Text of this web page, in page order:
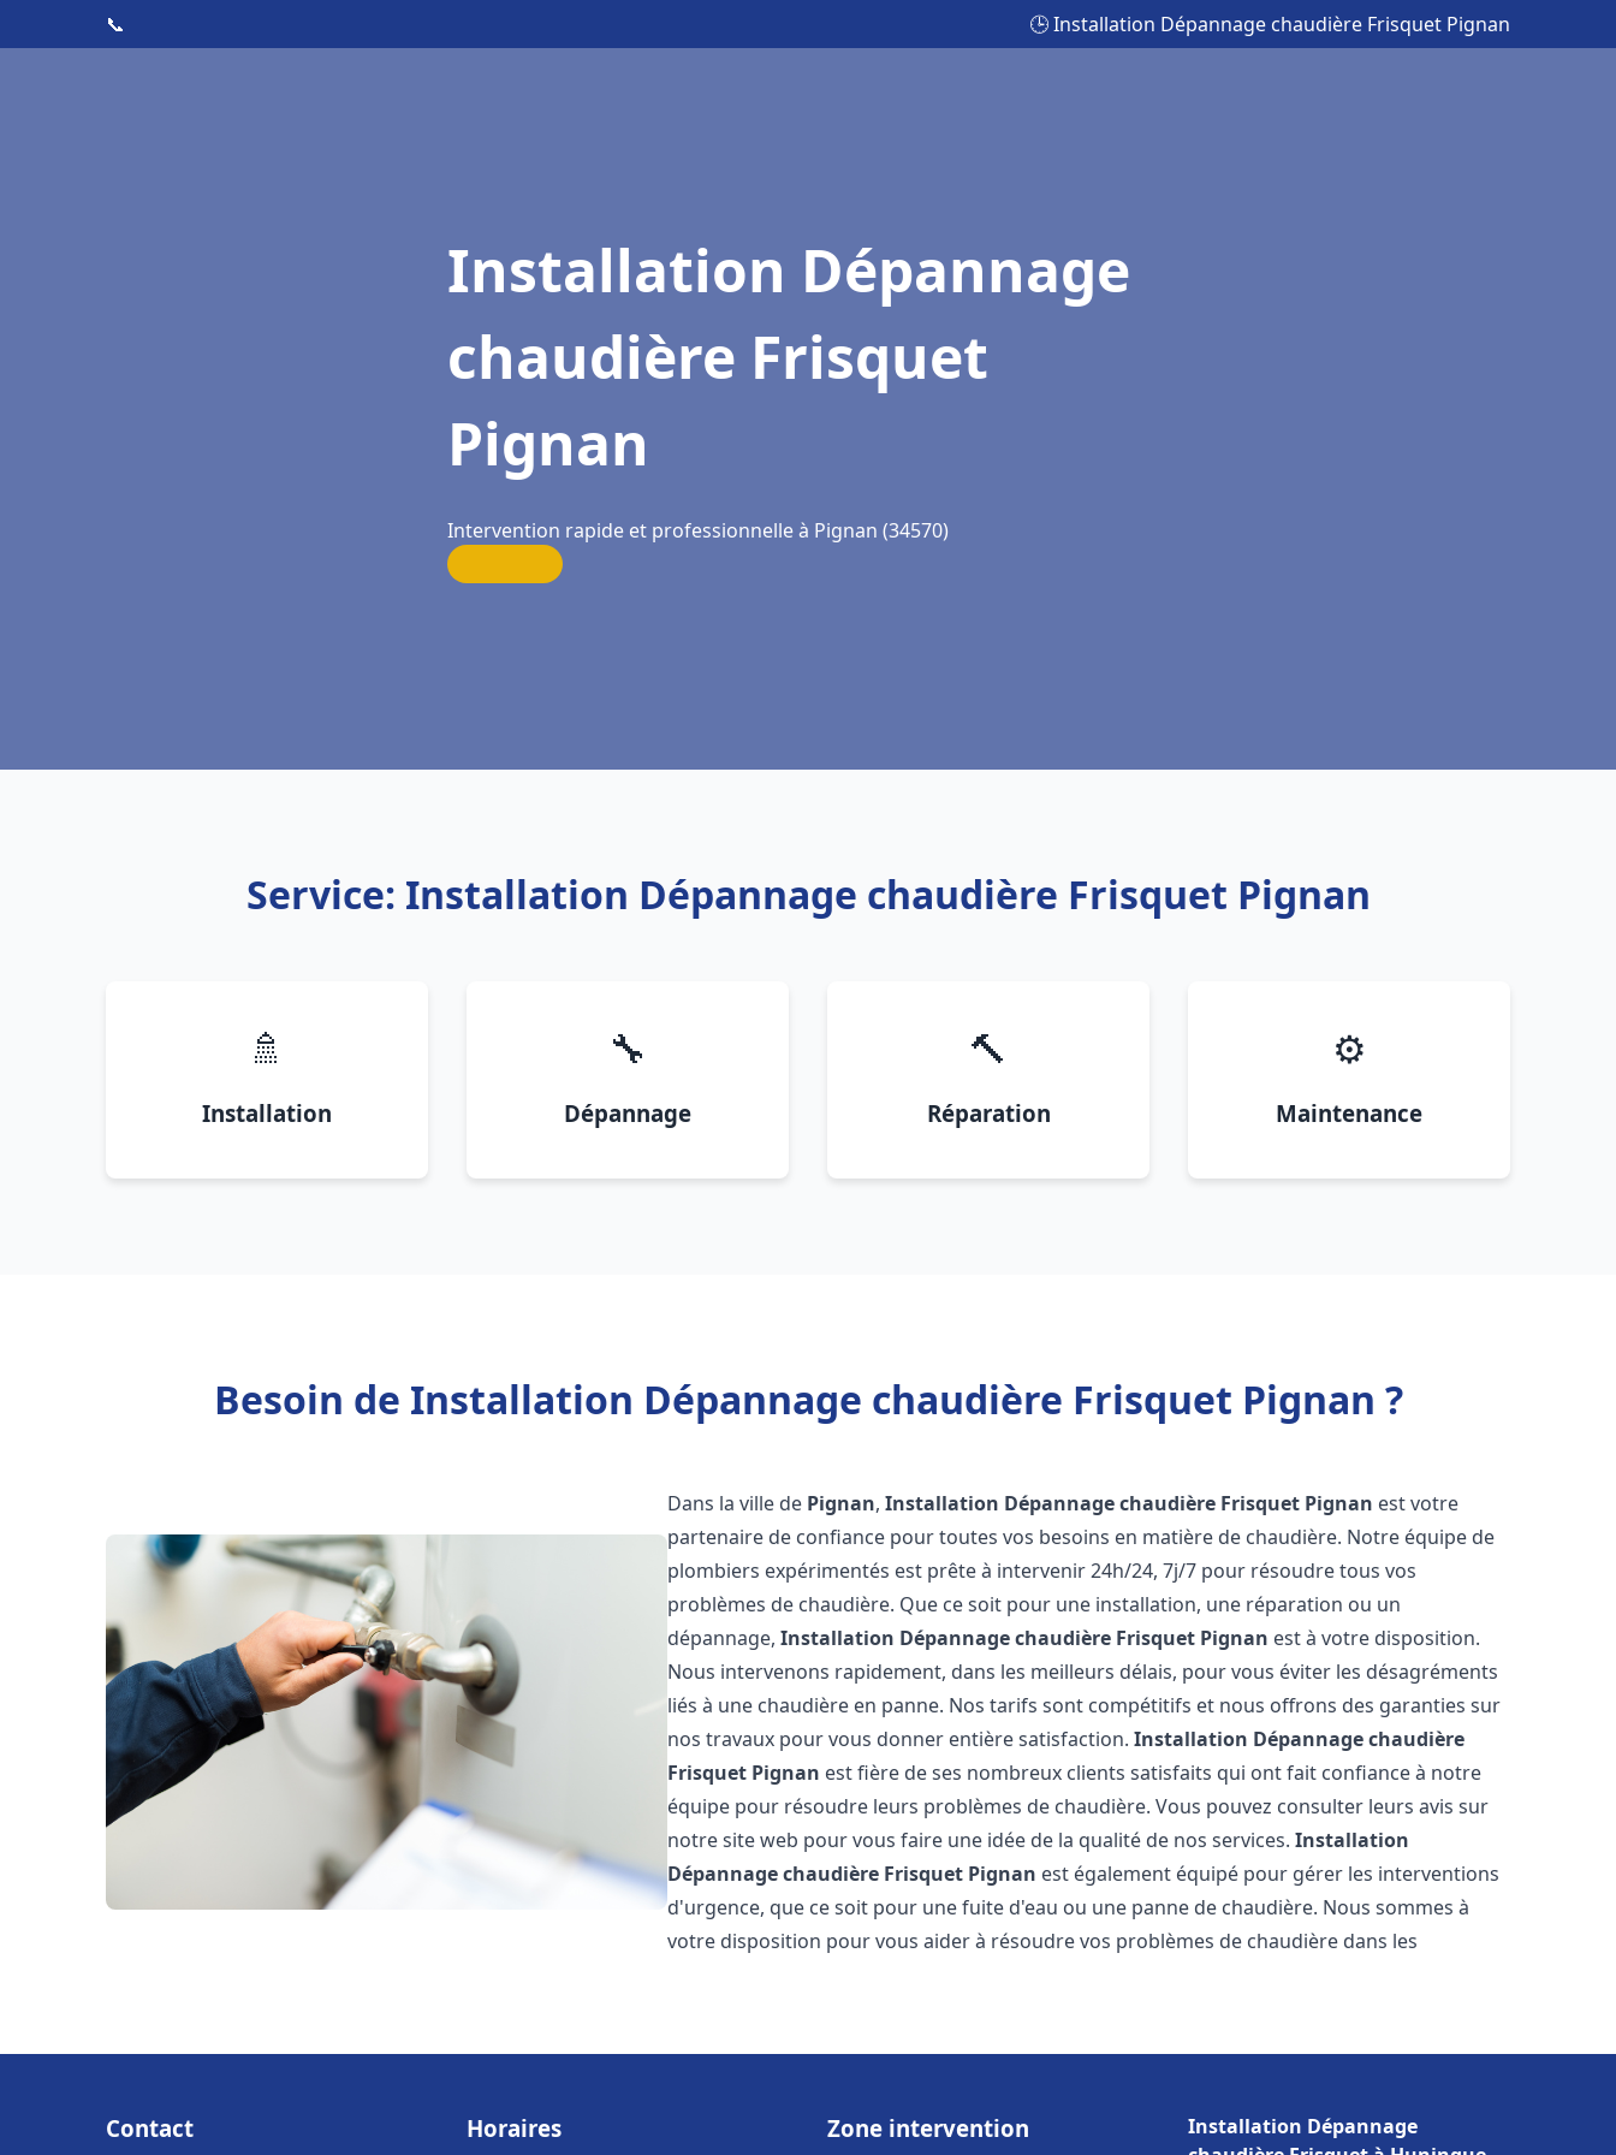
📞 🕒 Installation Dépannage chaudière Frisquet Pignan
Installation Dépannage
chaudière Frisquet
Pignan
Intervention rapide et professionnelle à Pignan (34570)
Service: Installation Dépannage chaudière Frisquet Pignan
🚿
Installation
🔧
Dépannage
🔨
Réparation
⚙️
Maintenance
Besoin de Installation Dépannage chaudière Frisquet Pignan ?
Dans la ville de Pignan,Installation Dépannage chaudière Frisquet Pignan est votre
partenaire de confiance pour toutes vos besoins en matière de chaudière. Notre équipe de
plombiers expérimentés est prête à intervenir 24h/24, 7j/7 pour résoudre tous vos
problèmes de chaudière. Que ce soit pour une installation, une réparation ou un
dépannage,Installation Dépannage chaudière Frisquet Pignan est à votre disposition.
Nous intervenons rapidement, dans les meilleurs délais, pour vous éviter les désagréments
liés à une chaudière en panne. Nos tarifs sont compétitifs et nous offrons des garanties sur
nos travaux pour vous donner entière satisfaction.Installation Dépannage chaudière
Frisquet Pignan est fière de ses nombreux clients satisfaits qui ont fait confiance à notre
équipe pour résoudre leurs problèmes de chaudière. Vous pouvez consulter leurs avis sur
notre site web pour vous faire une idée de la qualité de nos services.Installation
Dépannage chaudière Frisquet Pignan est également équipé pour gérer les interventions
d'urgence, que ce soit pour une fuite d'eau ou une panne de chaudière. Nous sommes à
votre disposition pour vous aider à résoudre vos problèmes de chaudière dans les
Contact Horaires Zone intervention
Installation Dépannage